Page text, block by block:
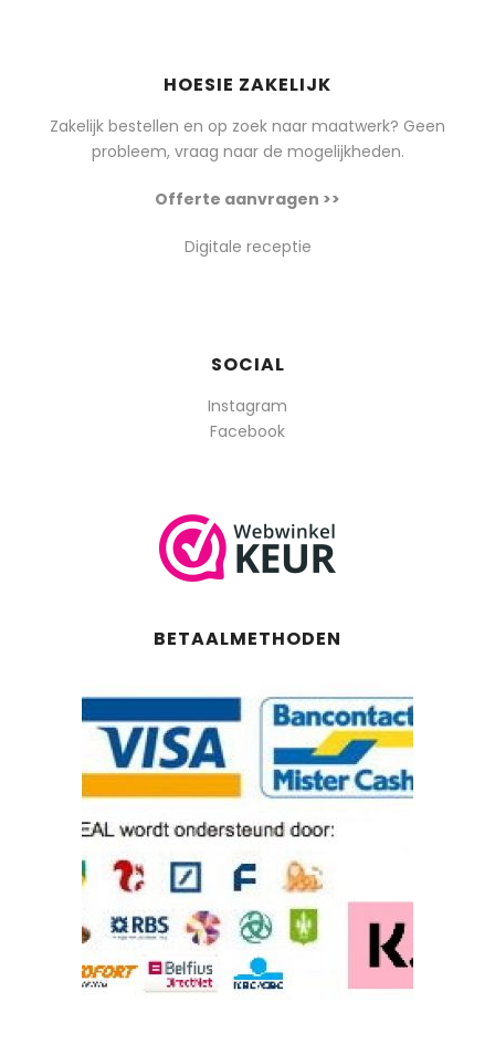
HOESIE ZAKELIJK
Zakelijk bestellen en op zoek naar maatwerk? Geen
probleem, vraag naar de mogelijkheden.
Offerte aanvragen >>
Digitale receptie
SOCIAL
Instagram
Facebook
BETAALMETHODEN